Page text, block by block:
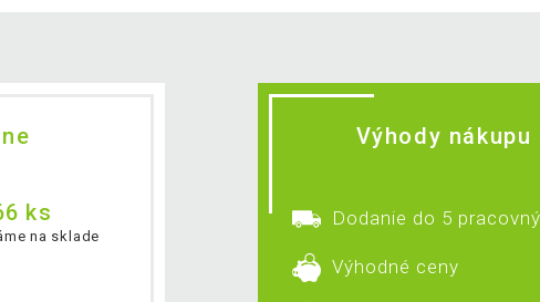
ks
na sklade
Výhody nákupu
Dodanie do 5
Výhodné ceny